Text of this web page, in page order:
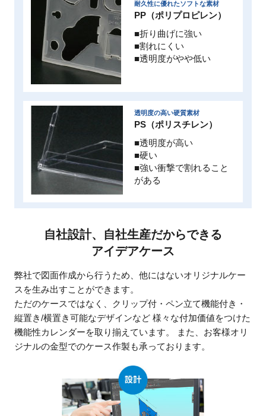
耐久性に優れたソフトな素材
PP（ポリプロピレン）
■折り曲げに強い
■割れにくい
■透明度がやや低い
透明度の高い硬質素材
PS（ポリスチレン）
■透明度が高い
■硬い
■強い衝撃で割れること
がある
自社設計、自社生産だからできる
アイデアケース
弊社で図面作成から行うため、他にはないオリジナルケー
スを生み出すことができます。
ただのケースではなく、クリップ付・ペン立て機能付き・
縦置き/横置き可能なデザインなど様々な付加価値をつけた
機能性カレンダーを取り揃えています。
また、お客様オリ
ジナルの金型でのケース作製も承っております。